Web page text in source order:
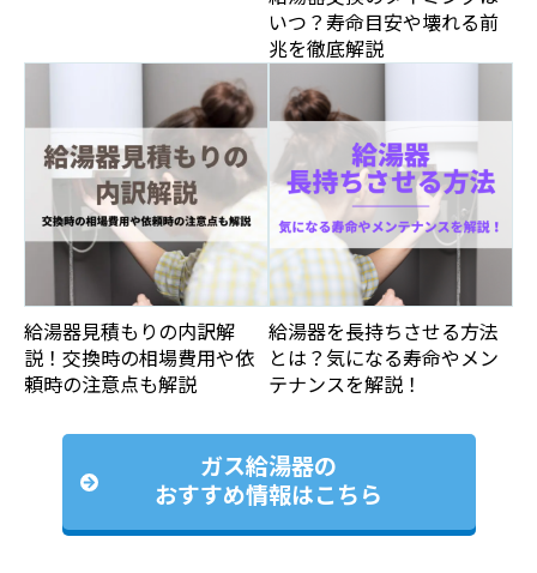
いつ？寿命目安や壊れる前
兆を徹底解説
給湯器見積もりの内訳解
説！交換時の相場費用や依
頼時の注意点も解説
給湯器を長持ちさせる方法
とは？気になる寿命やメン
テナンスを解説！
ガス給湯器の
おすすめ情報はこちら